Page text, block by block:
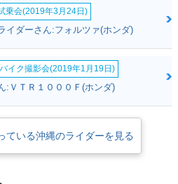
乗会(2019年3月24日)
イダーさん:フォルツァ(ホンダ)
イク撮影会(2019年1月19日)
:ＶＴＲ１０００Ｆ(ホンダ)
ている沖縄のライダーを見る